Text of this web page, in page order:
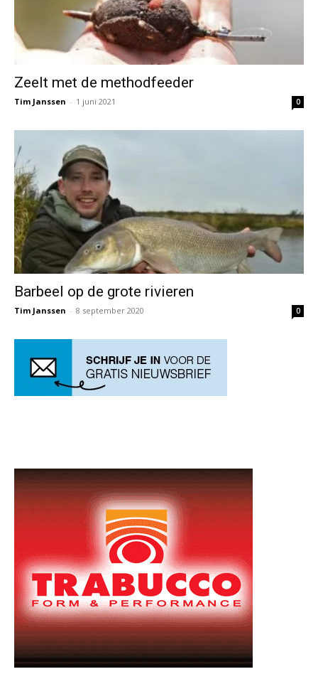
Zeelt met de methodfeeder
Tim Janssen - 1 juni 2021 0
Barbeel op de grote rivieren
Tim Janssen - 8 september 2020 0